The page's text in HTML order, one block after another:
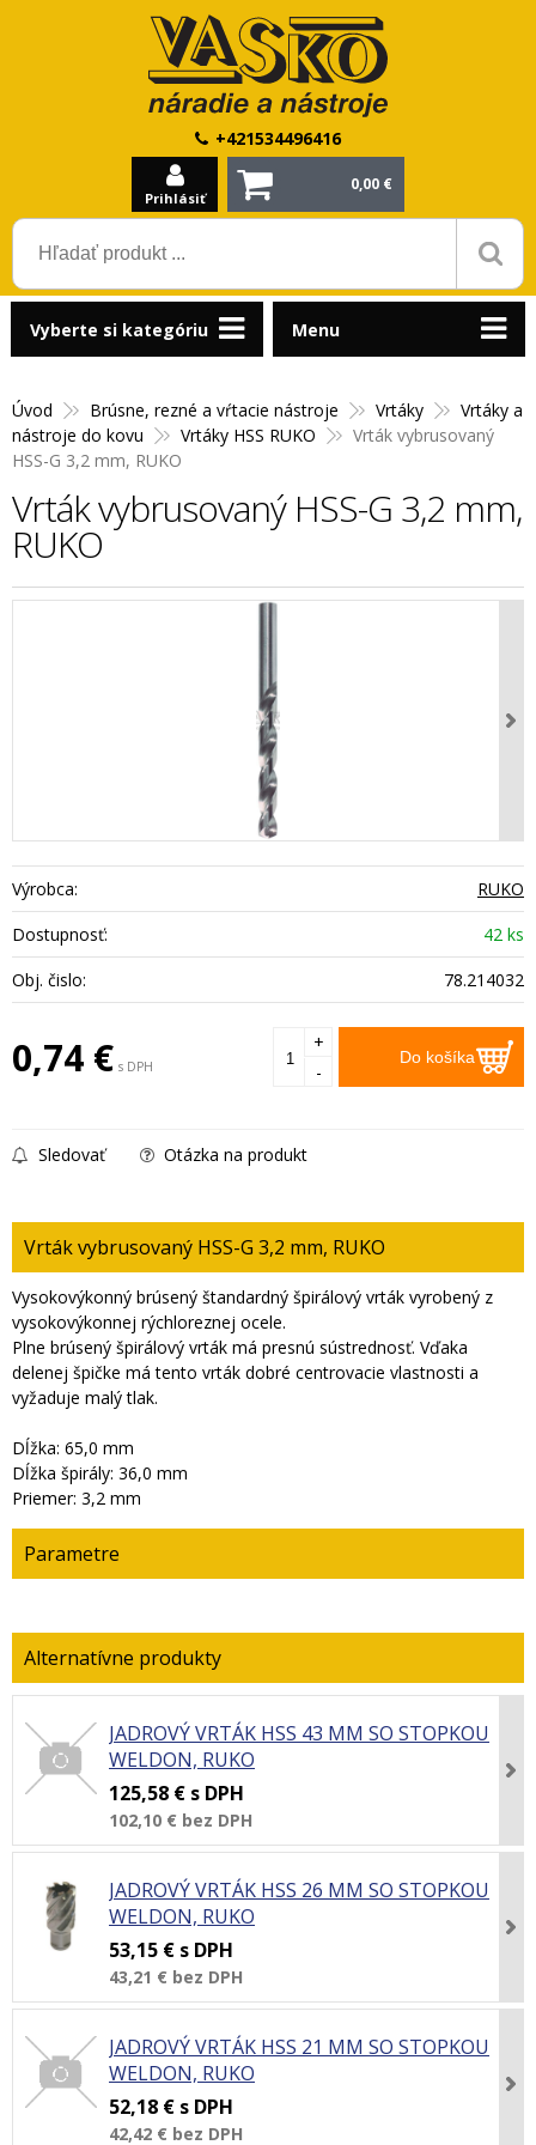
+421534496416
Prihlásiť
0,00 €
Úvod Brúsne, rezné a vŕtacie nástroje Vrtáky
Vrtáky a
nástroje do kovu
Vrtáky HSS RUKO
Vrták vybrusovaný
HSS-G 3,2 mm, RUKO
Vrták vybrusovaný HSS-G 3,2 mm,
RUKO
Výrobca:
RUKO
Dostupnosť:
42 ks
Obj. čislo:
78.214032
0,74 € s DPH Do košíka
+
-
Sledovať Otázka na produkt
Vrták vybrusovaný HSS-G 3,2 mm, RUKO
Vysokovýkonný brúsený štandardný špirálový vrták vyrobený z
vysokovýkonnej rýchloreznej ocele.
Plne brúsený špirálový vrták má presnú sústrednosť. Vďaka
delenej špičke má tento vrták dobré centrovacie vlastnosti a
vyžaduje malý tlak.
Dĺžka: 65,0 mm
Dĺžka špirály: 36,0 mm
Priemer: 3,2 mm
Parametre
JADROVÝ VRTÁK HSS 43 MM SO STOPKOU
WELDON, RUKO
125,58 € s DPH
102,10 € bez DPH
JADROVÝ VRTÁK HSS 26 MM SO STOPKOU
WELDON, RUKO
53,15 € s DPH
43,21 € bez DPH
JADROVÝ VRTÁK HSS 21 MM SO STOPKOU
WELDON, RUKO
52,18 € s DPH
42,42 € bez DPH
Vyberte si kategóriu Menu